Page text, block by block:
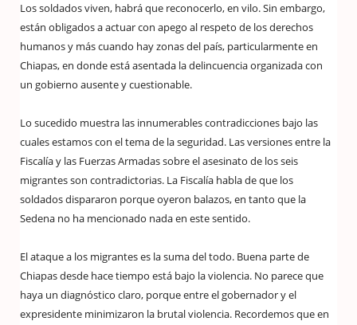
Los soldados viven, habrá que reconocerlo, en vilo. Sin embargo,
están obligados a actuar con apego al respeto de los derechos
humanos y más cuando hay zonas del país, particularmente en
Chiapas, en donde está asentada la delincuencia organizada con
un gobierno ausente y cuestionable.
Lo sucedido muestra las innumerables contradicciones bajo las
cuales estamos con el tema de la seguridad. Las versiones entre la
Fiscalía y las Fuerzas Armadas sobre el asesinato de los seis
migrantes son contradictorias. La Fiscalía habla de que los
soldados dispararon porque oyeron balazos, en tanto que la
Sedena no ha mencionado nada en este sentido.
El ataque a los migrantes es la suma del todo. Buena parte de
Chiapas desde hace tiempo está bajo la violencia. No parece que
haya un diagnóstico claro, porque entre el gobernador y el
expresidente minimizaron la brutal violencia. Recordemos que en